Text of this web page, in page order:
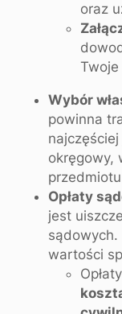
oraz
Wybór
powinna
okręgowy,
Opłaty
jest
sądowych.
wartości